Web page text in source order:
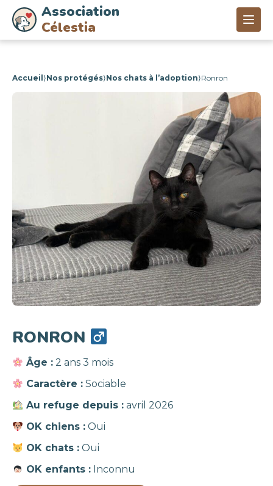
Association
Célestia
Accueil ⟩Nos protégés⟩Nos chats à l’adoption⟩Ronron
RONRON
Âge : 2 ans 3 mois
Caractère : Sociable
Au refuge depuis : avril 2026
OK chiens : Oui
OK chats : Oui
OK enfants : Inconnu